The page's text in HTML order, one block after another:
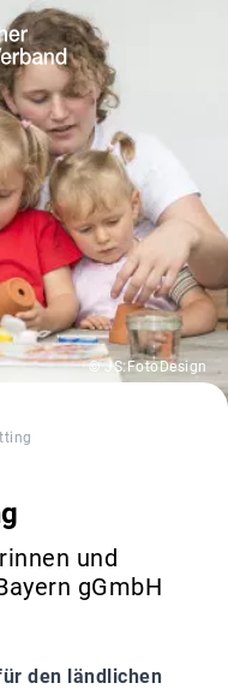
© JS:FotoDesign
und
gGmbH
den ländlichen